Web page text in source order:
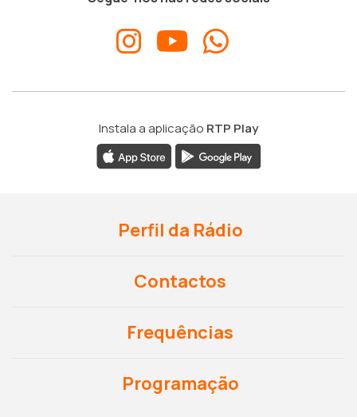
Instala a aplicação RTP Play
Perfil da Rádio
Contactos
Frequências
Programação